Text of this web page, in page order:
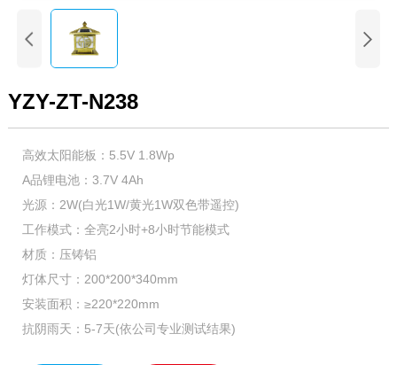
 
YZY-ZT-N238
高效太阳能板：5.5V 1.8Wp
A品锂电池：3.7V 4Ah
光源：2W(白光1W/黄光1W双色带遥控)
工作模式：全亮2小时+8小时节能模式
材质：压铸铝
灯体尺寸：200*200*340mm
安装面积：≥220*220mm
抗阴雨天：5-7天(依公司专业测试结果)